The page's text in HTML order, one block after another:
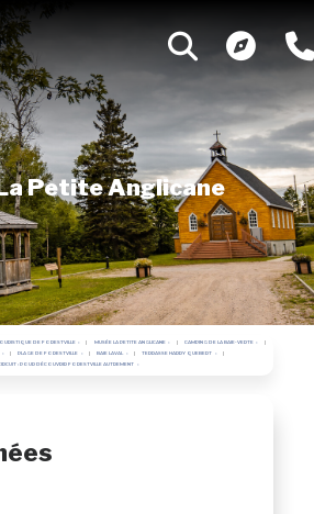
Petite Anglicane
DE FORESTVILLE MUSÉE LA PETITE ANGLICANE CAMPING DE LA BAIE-VERTE
PLAGE DE FORESTVILLE BAIE LAVAL TERRASSE HARRY QUEBERT
: POUR DÉCOUVRIR FORESTVILLE AUTREMENT